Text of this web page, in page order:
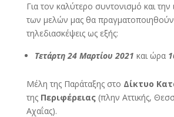
Για τον καλύτερο συντονισμό και την
των μελών μας θα πραγματοποιηθούν
τηλεδιασκέψεις ως εξής:
Τετάρτη 24 Μαρτίου 2021 και ώρα
Μέλη της Παράταξης στο Δίκτυο
της Περιφέρειας(πλην Αττικής,
Αχαΐας).